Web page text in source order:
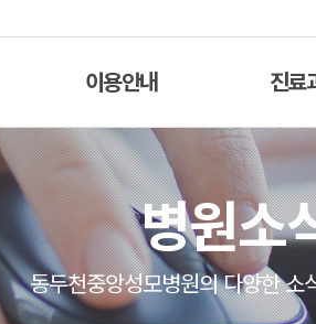
이용안내 진료
병원소
동두천중앙성모병원의 다양한 소